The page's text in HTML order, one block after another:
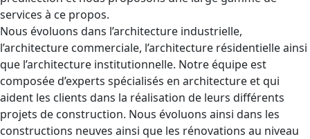
services à ce propos.
Nous évoluons dans l’architecture industrielle,
l’architecture commerciale, l’architecture résidentielle ainsi
que l’architecture institutionnelle. Notre équipe est
composée d’experts spécialisés en architecture et qui
aident les clients dans la réalisation de leurs différents
projets de construction. Nous évoluons ainsi dans les
constructions neuves ainsi que les rénovations au niveau